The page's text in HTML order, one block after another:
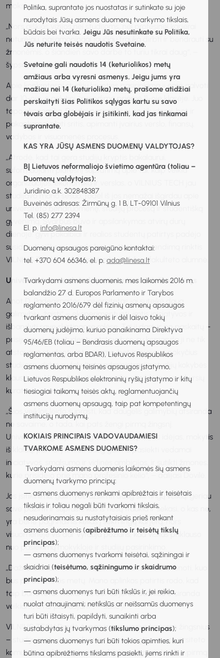
Politika, suprantate jos nuostatas ir sutinkate su joje
nurodytais Jūsų asmens duomenų tvarkymo tikslais,
būdais bei tvarka. Jeigu Jūs nesutinkate su Politika,
Jūs neturite teisės naudotis Svetaine.
Svetaine gali naudotis 14 (keturiolikos) metų
amžiaus arba vyresni asmenys. Jeigu jums yra
mažiau nei 14 (keturiolika) metų, prašome atidžiai
perskaityti šias Politikos sąlygas kartu su savo
tėvais arba globėjais ir įsitikinti, kad jas tinkamai
suprantate.
KAS YRA JŪSŲ ASMENS DUOMENŲ VALDYTOJAS?
BĮ Lietuvos neformaliojo švietimo agentūra (toliau –
Duomenų valdytojas):
Juridinio a.k. 302848387
Buveinės adresas: Žirmūnų g. 1 B, LT-09101 Vilnius
Tel. (85) 277 2394
El. p. info@linesa.lt
Duomenų apsaugos pareigūno kontaktai:
tel. +370 604 66346, el. p. ada@linesa.lt
Tvarkydami asmens duomenis, mes laikomės 2016 m.
balandžio 27 d. Europos Parlamento ir Tarybos
reglamento 2016/679 dėl fizinių asmenų apsaugos
tvarkant asmens duomenis ir dėl laisvo tokių
duomenų judėjimo, kuriuo panaikinama Direktyva
95/46/EB (toliau – Bendrasis duomenų apsaugos
reglamentas, arba BDAR), Lietuvos Respublikos
asmens duomenų teisinės apsaugos įstatymo,
Lietuvos Respublikos elektroninių ryšių įstatymo ir kitų
tiesiogiai taikomų teisės aktų, reglamentuojančių
asmens duomenų apsaugą, taip pat kompetentingų
institucijų nurodymų.
KOKIAIS PRINCIPAIS VADOVAUDAMIESI
TVARKOME ASMENS DUOMENIS?
Tvarkydami asmens duomenis laikomės šių asmens
duomenų tvarkymo principų:
— asmens duomenys renkami apibrėžtais ir teisėtais
tikslais ir toliau negali būti tvarkomi tikslais,
nesuderinamais su nustatytaisiais prieš renkant
asmens duomenis (apibrėžtumo ir teisėtų tikslų
principas);
— asmens duomenys tvarkomi teisėtai, sąžiningai ir
skaidriai (teisėtumo, sąžiningumo ir skaidrumo
principas);
— asmens duomenys turi būti tikslūs ir, jei reikia,
nuolat atnaujinami; netikslūs ar neišsamūs duomenys
turi būti ištaisyti, papildyti, sunaikinti arba
sustabdytas jų tvarkymas (tikslumo principas);
— asmens duomenys turi būti tokios apimties, kuri
būtina apibrėžtiems tikslams pasiekti, jiems rinkti ir
mokslus.
„Nors aiškios vizijos nei studijoms, nei profesinei karjerai
neturėjau, pasąmoningai jaučiau trauką dirbti ir bendrauti su
žmonėmis, o šiandien savo darbe to turiu tikrai daug“, –
šypsosi pašnekovė.
Apie konkretesnį studijų krypties pasirinkimą ji ėmė galvoti
dar 10-oje, o galutinį sprendimą priėmė 11-oje klasėje. Juo
tapo ekonomika, Dovilei pasirodžiusi ne tik įdomi, bet ir
pakankamai plati sritis, apimanti įvairius verslo, finansų,
vadybos ir visuomenės procesus.
„Atrodė, kad tai gera studijų kryptis bakalaurui,
suformuojanti platesnį supratimą apie tai, kaip veikia
organizacijos, ekonomika ir verslas, o VILNIUS TECH jau
studijavo mano sesuo, todėl iš jos nemažai išgirdau apie
universiteto bendruomenę, studijų procesą ir studentišką
gyvenimą. Svarbus buvo ir apsilankymas atvirų durų
dienoje: gyvi pokalbiai ir realios studentų patirtys padėjo
susidaryti aiškesnį vaizdą bei sustiprino sprendimą rinktis
VILNIUS TECH“, – dalijasi Verslo vadybos fakulteto alumnė.
Universitetas – erdvė eksperimentuoti ir ieškoti savęs
Anot D. Padegimaitės, universitetas jai suteikė daug
galimybių „žaisti“ – eksperimentuoti, imtis iniciatyvos ir
išbandyti save skirtingose rolėse. Tai ji darė ir po paskaitų –
prisijungusi prie studentų atstovybės, su komanda ji ne tik
atstovavo studentų interesams, bet ir inicijavo pokyčius
studijose, dirbo su fakulteto administracija studijų kokybės
klausimais. Vėliau šių patirčių sąrašą papildė ir pirmakursių
kuratorės pareigos.
„Šios veiklos leido suprasti, kad daugelis galimybių atsiranda
ne savaime, o tada, kai pats žengi pirmą žingsnį.
Universitete galėjau saugiai išbandyti įvairias idėjas, mokytis
iš klaidų, pamatyti, kiek daug galima pasiekti vedamai
iniciatyvos, smalsumo ir vidinės ambicijos, ir sutikti žmones,
kurie prisidėjo prie mano profesinio kelio“, – dalijasi Dovilė.
Jos įsitikinimu, galimybė užsiimti daug skirtingų veiklų, geriau
save pažinti ir suprasti, kas iš tiesų traukia ir sekasi, o kas ne,
yra bene pagrindinis kelias į sėkmingą karjerą, nors
visuomenėje vis dar vyrauja požiūris, kad viskas priklauso
nuo pasiekimų mokykloje ir studijų pasirinkimo.
„Dažnai atrodo, kad aštuoniolikmečiai turi tiksliai žinoti, kuo
bus po dešimties metų. Mano aplinkos patirtis rodo, kad
taip būna retai. Aiškumas dėl karjeros dažniau atsiranda
veikiant, o ne planuojant“, – sako ji.
VILNIUS TECH Dovilė žengė ir pirmuosius karjeros žingsnius
– studijų metu ji gavo kvietimą prisijungti prie universiteto
komunikacija besirūpinančio skyriaus komandos, kur pirmą